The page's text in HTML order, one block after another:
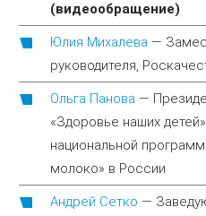
(видеообращение)
Юлия Михалева —
руководителя,
Ольга Панова —
«Здоровье наших
национальной
молоко» в России
Андрей Сетко —